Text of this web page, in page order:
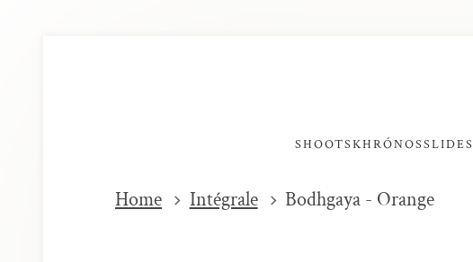
SHOOTSKHRÓNOSSLIDES
Home Intégrale Bodhgaya - Orange